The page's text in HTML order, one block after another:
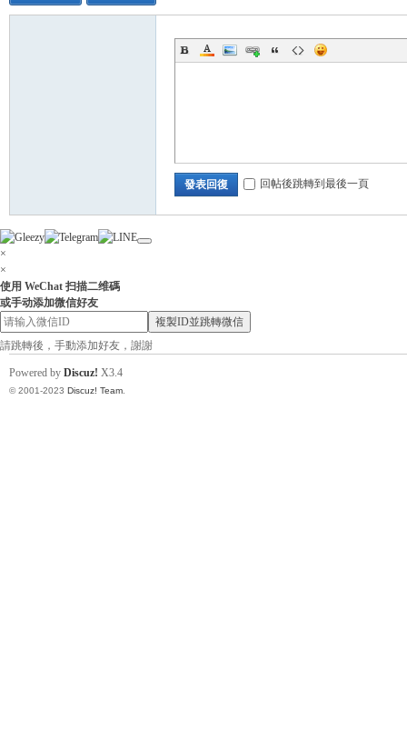
小
找
發表回復 回帖後跳轉到最後一頁
×
×
使用 WeChat 扫描二维碼
或手动添加微信好友
複製ID並跳轉微信
請跳轉後，手動添加好友，謝謝
Powered by Discuz! X3.4
© 2001-2023 Discuz! Team